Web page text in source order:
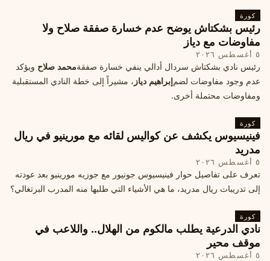
كورة
رئيس بشكتاش يوضح عدم خسارة صفقة صلاح ولا
مفاوضات مع دياز
٥ أغسطس ٢٠٢٦
رئيس نادي بشكتاش سردال أدالي ينفي خسارة صفقةمحمد صلاح ويؤكد
عدم وجود مفاوضات لضمإبراهيم دياز ، مشيراً إلى خطة النادي المستقبلية
ومفاوضات محتملة أخرى.
كورة
فينيسيوس يكشف عن كواليس لقائه مع مورينيو في ريال
مدريد
٥ أغسطس ٢٠٢٦
تعرف على تفاصيل حوار فينيسيوس جونيور مع جوزيه مورينيو بعد عودته
إلى تدريبات ريال مدريد، ما هي الأشياء التي طلبها منه المدرب البرتغالي؟
كورة
نادي الدرعية يطلب مالكوم من الهلال.. واللاعب في
موقف محير
٥ أغسطس ٢٠٢٦